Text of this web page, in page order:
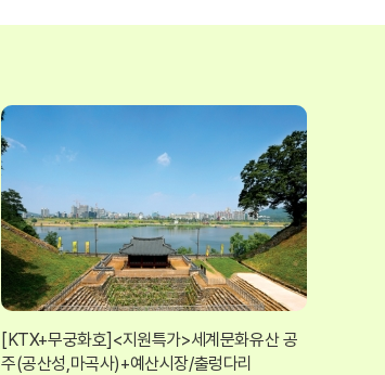
[KTX+무궁화호]<지원특가>세계문화유산 공
주(공산성,마곡사)+예산시장/출렁다리